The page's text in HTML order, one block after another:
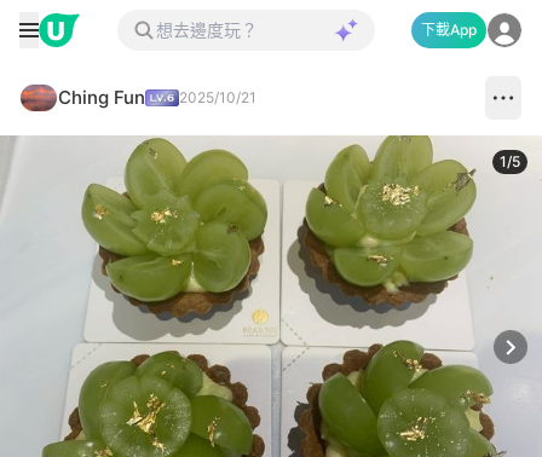
下載App
Ching Fun 2025/10/21
1/5